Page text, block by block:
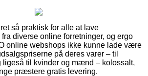
så praktisk for alle at lave
diverse online forretninger, og ergo
online webshops ikke kunne lade være
på deres varer – til
ligeså til kvinder og mænd – kolossalt,
præstere gratis levering.